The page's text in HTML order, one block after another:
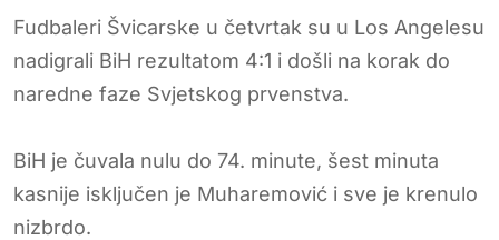
Fudbaleri Švicarske u četvrtak su u Los Angelesu
nadigrali BiH rezultatom 4:1 i došli na korak do
naredne faze Svjetskog prvenstva.
BiH je čuvala nulu do 74. minute, šest minuta
kasnije isključen je Muharemović i sve je krenulo
nizbrdo.